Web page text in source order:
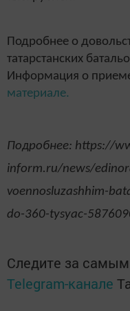
Подробнее о
татарстанских
Информация о
материале.
Подробнее: https://
inform.ru/news/
voennosluzashhim-
do-360-tysyac-
Следите за
Telegram-канале